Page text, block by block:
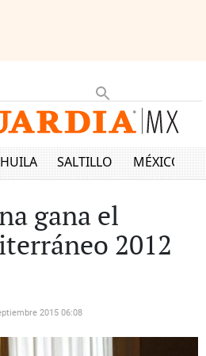
SALTILLO MÉXICO
gana el
2012
2015 06:08